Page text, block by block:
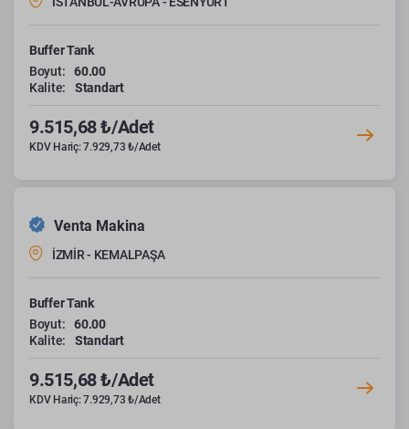
Buffer Tank
Boyut:
60.00
Kalite:
Standart
9.515,68 ₺/Adet
KDV Hariç: 7.929,73 ₺/Adet
Venta Makina
İZMİR - KEMALPAŞA
Buffer Tank
Boyut:
60.00
Kalite:
Standart
9.515,68 ₺/Adet
KDV Hariç: 7.929,73 ₺/Adet